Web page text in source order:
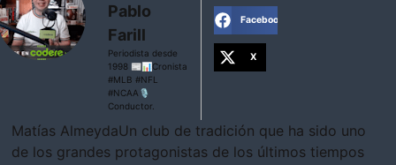
Pablo
Farill
Periodista desde
1998 📰📊Cronista
#MLB #NFL
#NCAA🎙
Conductor.
Facebook
X
Matías AlmeydaUn club de tradición que ha sido uno
de los grandes protagonistas de los últimos tiempos